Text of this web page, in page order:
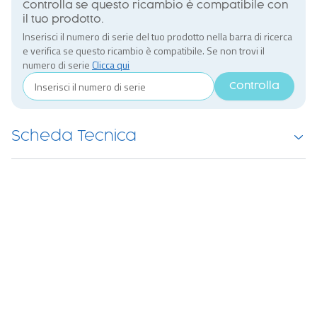
Controlla se questo ricambio è compatibile con
il tuo prodotto.
Inserisci il numero di serie del tuo prodotto nella barra di ricerca
e verifica se questo ricambio è compatibile. Se non trovi il
numero di serie Clicca qui
Controlla
Scheda Tecnica